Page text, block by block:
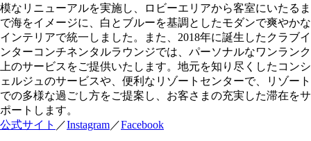
模なリニューアルを実施し、ロビーエリアから客室にいたるま
で海をイメージに、白とブルーを基調としたモダンで爽やかな
インテリアで統一しました。また、2018年に誕生したクラブイ
ンターコンチネンタルラウンジでは、パーソナルなワンランク
上のサービスをご提供いたします。地元を知り尽くしたコンシ
ェルジュのサービスや、便利なリゾートセンターで、リゾート
での多様な過ごし方をご提案し、お客さまの充実した滞在をサ
ポートします。
公式サイト ／Instagram／Facebook